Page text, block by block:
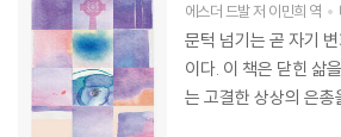
에스더 드발저 이민희 역
문턱 넘기는 곧 자기
이다. 이 책은 닫힌 삶
는 고결한 상상의 은총